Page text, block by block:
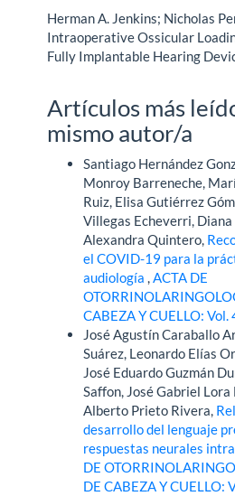
Herman A. Jenkins; Nicholas
Intraoperative Ossicular
Fully Implantable Hearing
Artículos más
mismo autor/a
Santiago Hernández
Monroy Barreneche,
Ruiz, Elisa Gutiérrez
Villegas Echeverri,
Alexandra Quintero,
el COVID-19 para la
audiología,ACTA DE
CABEZA Y CUELLO: Vol.
José Agustín Caraballo
Suárez, Leonardo Elías
José Eduardo Guzmán
Saffon, José Gabriel Lora
Alberto Prieto Rivera,
desarrollo del lenguaje
respuestas neurales
DE
DE CABEZA Y CUELLO: